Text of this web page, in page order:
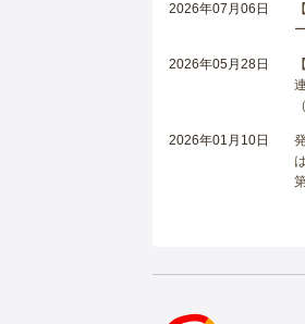
2026年07月06日
2026年05月28日
2026年01月10日